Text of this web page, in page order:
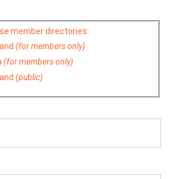
member directories:
(for members only)
(for members only)
(public)